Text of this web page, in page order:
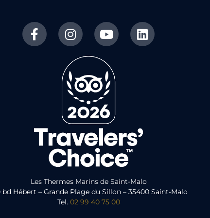
Les Thermes Marins de Saint-Malo
bd Hébert – Grande Plage du Sillon – 35400 Saint-Malo
Tel. 02 99 40 75 00